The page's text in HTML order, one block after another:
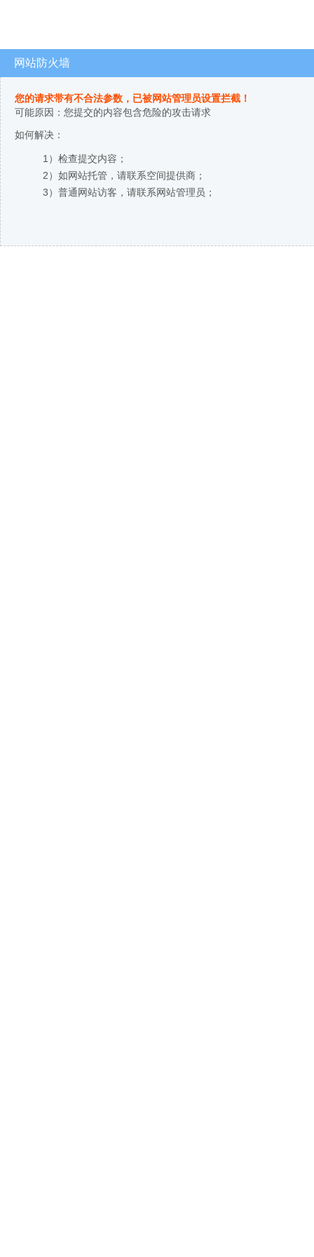
网站防火墙
您的请求带有不合法参数，已被网站管理员设置拦截！
可能原因：您提交的内容包含危险的攻击请求
如何解决：
1）检查提交内容；
2）如网站托管，请联系空间提供商；
3）普通网站访客，请联系网站管理员；